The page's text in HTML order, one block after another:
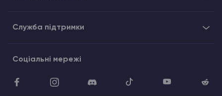
Служба підтримки
Соціальні мережі